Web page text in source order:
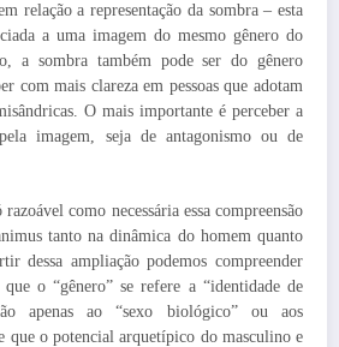
relação a representação da sombra – esta
a uma imagem do mesmo gênero do
a sombra também pode ser do gênero
com mais clareza em pessoas que adotam
O mais importante é perceber a
imagem, seja de antagonismo ou de
como necessária essa compreensão
tanto na dinâmica do homem quanto
dessa ampliação podemos compreender
o “gênero” se refere a “identidade de
apenas ao “sexo biológico” ou aos
que o potencial arquetípico do masculino e